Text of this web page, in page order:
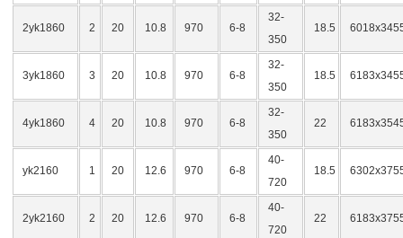
2yk1860 2 20 10.8 970 6-8
32-
350
18.5
3yk1860 3 20 10.8 970 6-8
32-
350
18.5
4yk1860 4 20 10.8 970 6-8
32-
350
22
yk2160 1 20 12.6 970 6-8
40-
720
18.5
2yk2160 2 20 12.6 970 6-8
40-
720
22